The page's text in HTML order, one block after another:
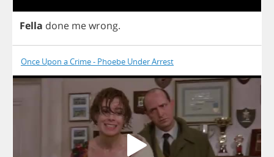
Fella done mewrong.
Once Upon a Crime - Phoebe Under Arrest